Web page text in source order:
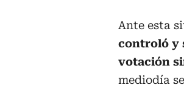
Ante esta
controló y
votación
mediodía